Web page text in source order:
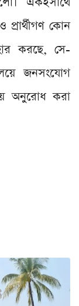
প্রার্থীগণ কোন
করছে, সে-
জনসংযোগ
অনুরোধ করা